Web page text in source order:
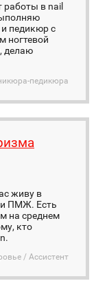
работы в nail
педикюр с
ногтевой
делаю
педикюра
живу в
и ПМЖ. Есть
на среднем
кто
/ Ассистент